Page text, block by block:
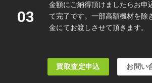
03
金額にご納得頂けましたらお申
て完了です。一部高額機材を除
金にてお渡しさせて頂きます。
買取査定申込 お問い